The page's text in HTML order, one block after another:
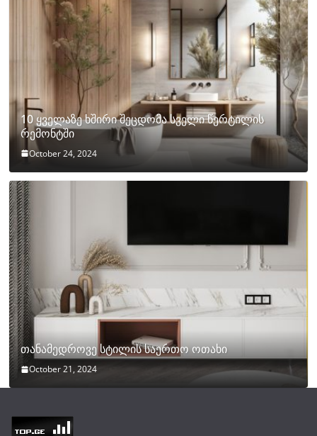
10 ყველაზე ხშირი შეცდომა სველი წერტილის
რემონტში
October 24, 2024
თანამედროვე სტილის საერთო ოთახი
October 21, 2024